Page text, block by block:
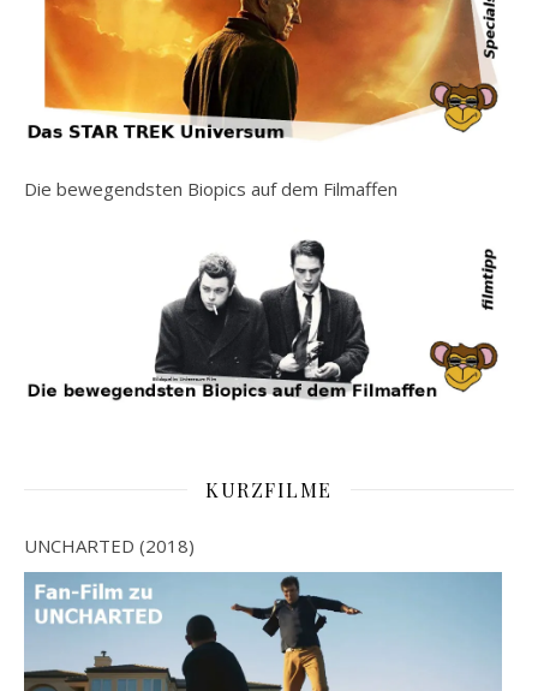
Die bewegendsten Biopics auf dem Filmaffen
KURZFILME
UNCHARTED (2018)